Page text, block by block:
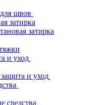
швов
затирка
затирка
и уход
и уход
средства